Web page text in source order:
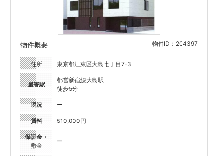
物件概要 物件ID：204397
住所 東京都江東区大島七丁目7-3
最寄駅
都営新宿線大島駅
徒歩5分
現況 ー
賃料 510,000円
保証金・
敷金
ー